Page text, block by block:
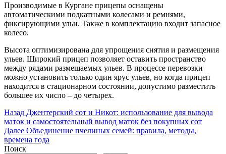
Производимые в Кургане прицепы оснащены
автоматическими подкатными колесами и ремнями,
фиксирующими ульи. Также в комплектацию входит запасное
колесо.
Высота оптимизирована для упрощения снятия и размещения
ульев. Широкий прицеп позволяет оставить пространство
между рядами размещаемых ульев. В процессе перевозки
можно установить только один ярус ульев, но когда прицеп
находится в стационарном состоянии, допустимо разместить
большее их число – до четырех.
Навигация
по
записям
Назад Предыдущая
запись:
Джентерский сот и Никот: использование для вывода
маток и самостоятельный вывод маток без покупных сот
Далее Следующая
запись:
Объединение пчелиных семей: правила, методы,
времена года
Поиск